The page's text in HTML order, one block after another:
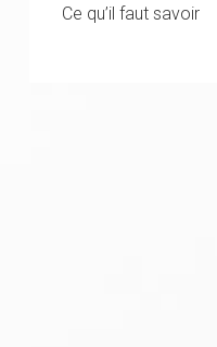
Ce qu’il faut savoir